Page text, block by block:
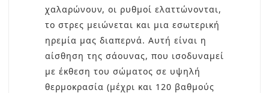
χαλαρώνουν, οι ρυθμοί ελαττώνονται,
το στρες μειώνεται και μια εσωτερική
ηρεμία μας διαπερνά. Αυτή είναι η
αίσθηση της σάουνας, που ισοδυναμεί
με έκθεση του σώματος σε υψηλή
θερμοκρασία (μέχρι και 120 βαθμούς